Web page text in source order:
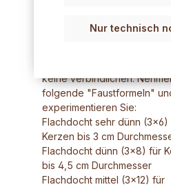
Dochtgröße:
keine verbindlichen.
folgende "Faustformeln"
experimentieren Sie:
Flachdocht sehr dünn (3x6)
Kerzen bis 3 cm
Flachdocht dünn (3x8) für
bis 4,5 cm Durchmesser
Flachdocht mittel (3x12) für
Nur technisch